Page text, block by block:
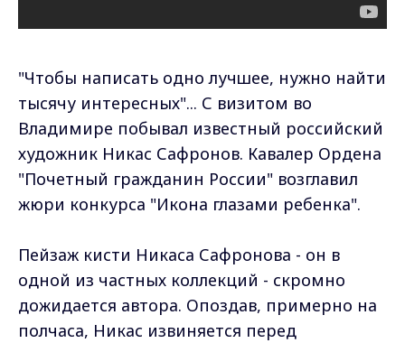
"Чтобы написать одно лучшее, нужно найти
тысячу интересных"... С визитом во
Владимире побывал известный российский
художник Никас Сафронов. Кавалер Ордена
"Почетный гражданин России" возглавил
жюри конкурса "Икона глазами ребенка".
Пейзаж кисти Никаса Сафронова - он в
одной из частных коллекций - скромно
дожидается автора. Опоздав, примерно на
полчаса, Никас извиняется перед